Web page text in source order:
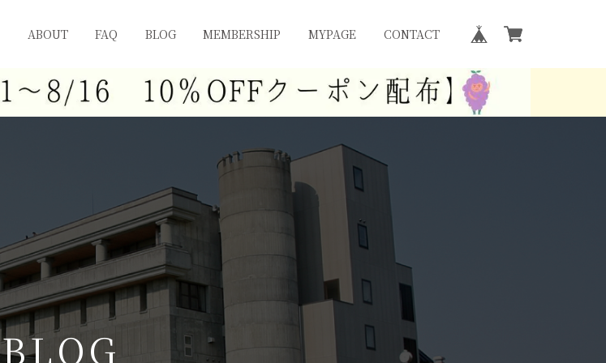
ABOUT FAQ BLOG MEMBERSHIP MYPAGE CONTACT
BLOG